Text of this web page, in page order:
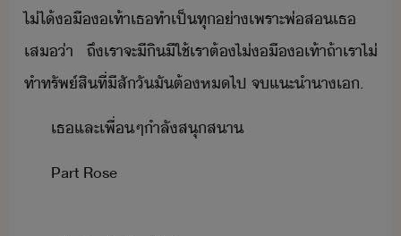
ไ่ไ้​ืเท้า​เธ​ทำเป็​ทุ่า​เพราะ​พ่​ส​เธ​
เส​่า​ ​ถึ​เรา​จะ​ีิีใช้​เรา​ต้​ไ่​ืเท้า​ถ้า​เรา​ไ่​
ทำ​ทรัพ์สิ​ที่​ีสั​ั​ัต​้​​ห​ไป​ ​จ​แะำ​าเ​.
เธ​และ​เพื่​ๆ​ำลั​สุสา​
Part​ ​Rose